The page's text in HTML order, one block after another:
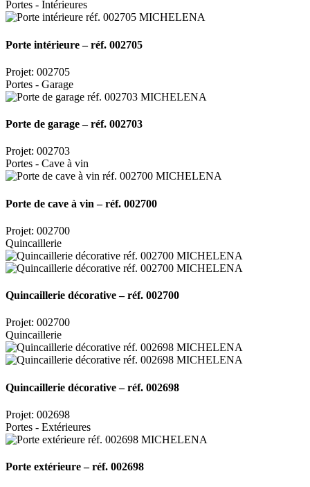
Portes - Intérieures
Porte intérieure – réf. 002705
Projet: 002705
Portes - Garage
Porte de garage – réf. 002703
Projet: 002703
Portes - Cave à vin
Porte de cave à vin – réf. 002700
Projet: 002700
Quincaillerie
Quincaillerie décorative – réf. 002700
Projet: 002700
Quincaillerie
Quincaillerie décorative – réf. 002698
Projet: 002698
Portes - Extérieures
Porte extérieure – réf. 002698